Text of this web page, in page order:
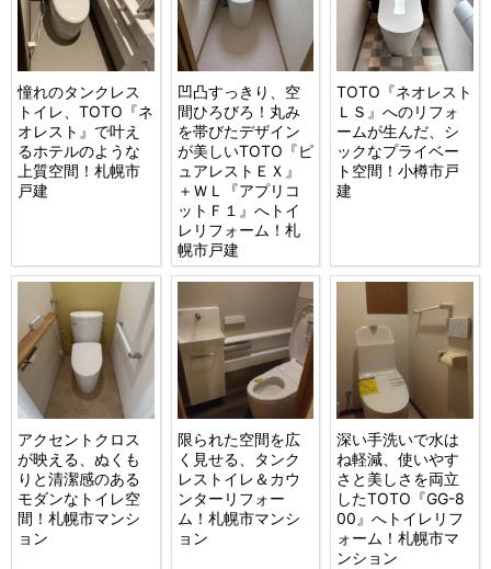
憧れのタンクレス
トイレ、TOTO『ネ
オレスト』で叶え
るホテルのような
上質空間！札幌市
戸建
凹凸すっきり、空
間ひろびろ！丸み
を帯びたデザイン
が美しいTOTO『ピ
ュアレストＥＸ』
＋ＷＬ『アプリコ
ットＦ１』へトイ
レリフォーム！札
幌市戸建
TOTO『ネオレスト
ＬＳ』へのリフォ
ームが生んだ、シ
ックなプライベー
ト空間！小樽市戸
建
アクセントクロス
が映える、ぬくも
りと清潔感のある
モダンなトイレ空
間！札幌市マンシ
ョン
限られた空間を広
く見せる、タンク
レストイレ＆カウ
ンターリフォー
ム！札幌市マンシ
ョン
深い手洗いで水は
ね軽減、使いやす
さと美しさを両立
したTOTO『GG-8
00』へトイレリフ
ォーム！札幌市マ
ンション